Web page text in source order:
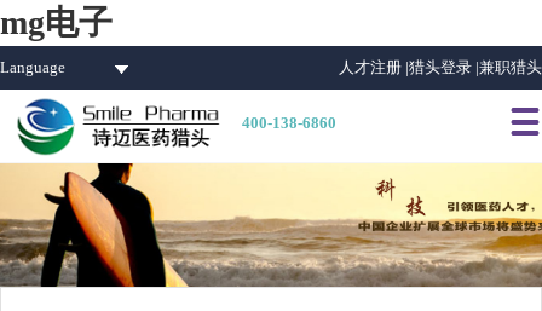
mg电子
Language 人才注册 |猎头登录 |兼职猎头
400-138-6860 